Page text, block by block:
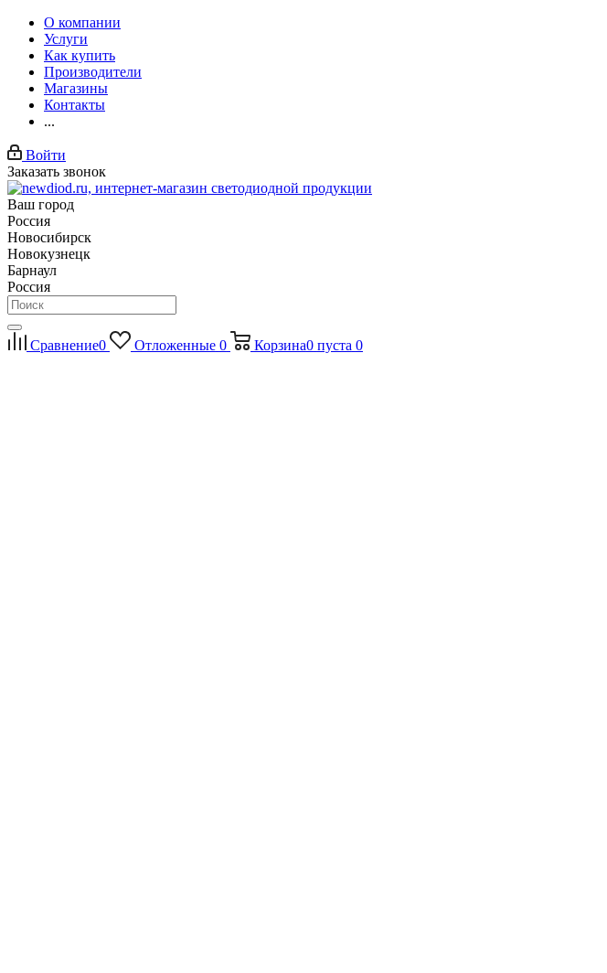
О компании
Услуги
Как купить
Производители
Магазины
Контакты
...
Войти
Заказать звонок
Ваш город
Россия
Новосибирск
Новокузнецк
Барнаул
Россия
Сравнение0 Отложенные 0 Корзина0 пуста 0